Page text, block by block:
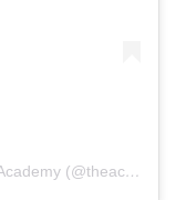
Uma publicação compartilhada por The Academy (@theacademy)